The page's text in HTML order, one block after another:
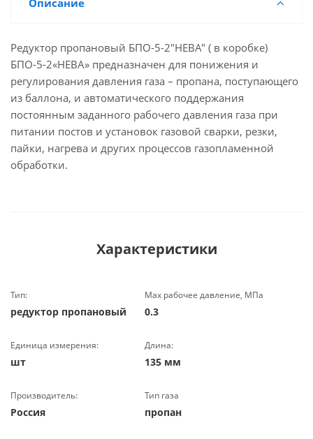
Описание
Редуктор пропановый БПО-5-2"НЕВА" ( в коробке)
БПО-5-2«НЕВА» предназначен для понижения и
регулирования давления газа – пропана, поступающего
из баллона, и автоматического поддержания
постоянным заданного рабочего давления газа при
питании постов и установок газовой сварки, резки,
пайки, нагрева и других процессов газопламенной
обработки.
Характеристики
Тип:
редуктор пропановый
Мах рабочее давление, МПа
0.3
Единица измерения:
шт
Длина:
135 мм
Производитель:
Россия
Тип газа
пропан